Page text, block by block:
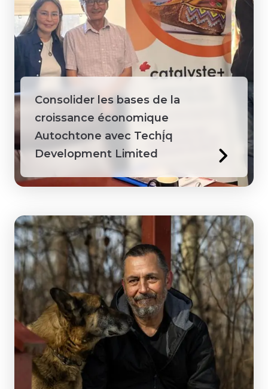
Consolider les bases de la
croissance économique
Autochtone avec Techį́q
Development Limited